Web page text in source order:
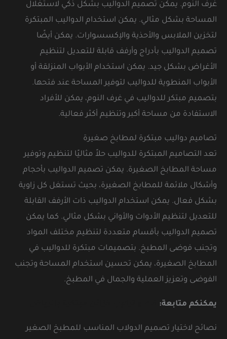
غرف النوم. يمكن تصميم الدواليب بشكل ذكي لاستغلال
المساحة بشكل مثالي. يمكن استخدام الدواليب المبتكرة
لتخزين الملابس والأحذية والإكسسوارات. يمكن أيضًا
تصميم الدواليب بأدراج وأرفف قابلة للتعديل لتنظيم
الأغراض بشكل جيد. يمكن استخدام الأبواب المنزلقة أو
الأبواب المنطوية للدواليب لتوفير المساحة عند فتحها.
بتصميم مبتكر للدواليب في غرف النوم، يمكن للأفراد
الاستفادة من مساحة أكبر وتنظيم أكثر فعالية.
تصاميم دواليب مبتكرة لمطابخ صغيرة
تعد التصاميم المبتكرة للدواليب حلاً مثاليًا لتنظيم وتوفير
مساحة المطابخ الصغيرة. يمكن تصميم الدواليب بأحجام
وأشكال ملائمة للمطابخ الصغيرة، بحيث تستغل كل زاوية
بشكل فعال. يمكن استخدام الدواليب ذات الأرفف القابلة
للتعديل لتنظيم الأدوات والأواني بشكل مثالي. كما يمكن
تصميم الدواليب بأقسام متعددة لتنظيم مختلف المواد
وتجنب فوضى المطبخ. بتصميمات مبتكرة للدواليب في
المطابخ الصغيرة، يمكن تحسين استخدام المساحة وتجنب
الفوضى وتعزيز العملية والجمال في المطبخ.
يمكنكم متابعة:
نصائح لاختيار تصميم الدولاب المناسب للمطبخ الصغير